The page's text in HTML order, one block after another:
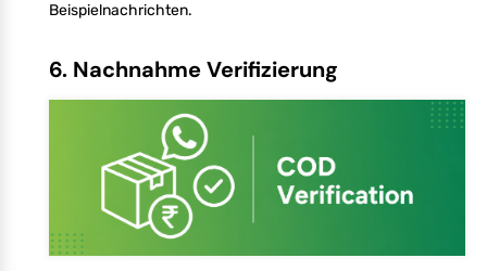
Beispielnachrichten.
6. Nachnahme Verifizierung